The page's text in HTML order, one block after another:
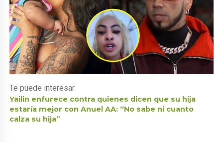
Te puede interesar
Yailin enfurece contra quienes dicen que su hija
estaría mejor con Anuel AA: “No sabe ni cuanto
calza su hija”